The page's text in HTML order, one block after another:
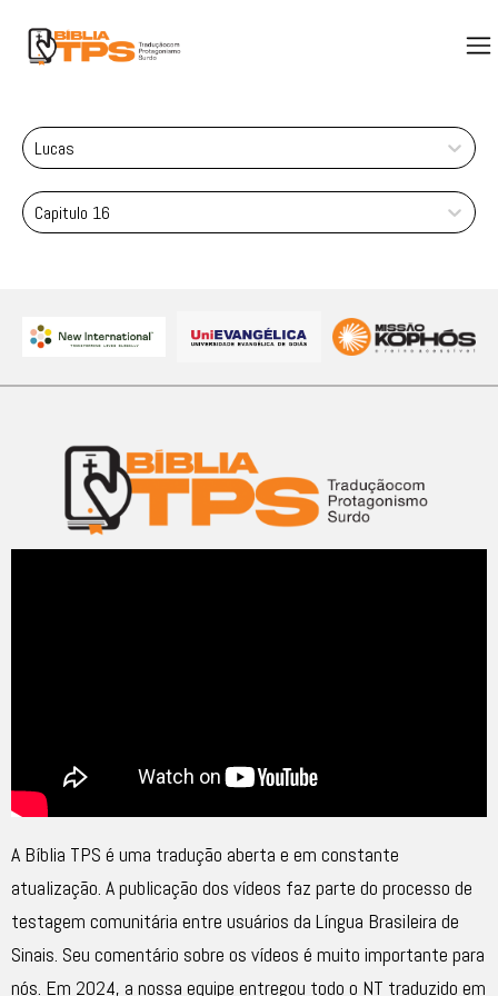
Lucas
Capitulo 16
A Bíblia TPS é uma tradução aberta e em constante
atualização. A publicação dos vídeos faz parte do processo de
testagem comunitária entre usuários da Língua Brasileira de
Sinais. Seu comentário sobre os vídeos é muito importante para
nós. Em 2024, a nossa equipe entregou todo o NT traduzido em